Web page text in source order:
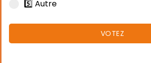
5️⃣ Autre
VOTEZ